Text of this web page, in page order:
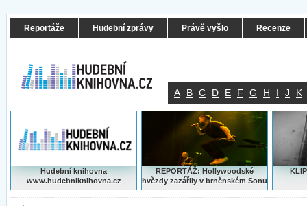
Reportáže Hudební zprávy Právě vyšlo Recenze
A B C D E F G H I J K
Hudební knihovna
www.hudebniknihovna.cz
REPORTÁŽ: Hollywoodské
hvězdy zazářily v brněnském Sonu